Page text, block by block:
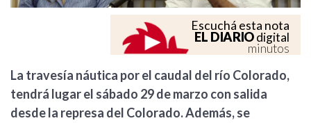
Escuchá esta nota
EL DIARIOdigital
minutos
La travesía náutica por el caudal del río Colorado,
tendrá lugar el sábado 29 de marzo con salida
desde la represa del Colorado. Además, se